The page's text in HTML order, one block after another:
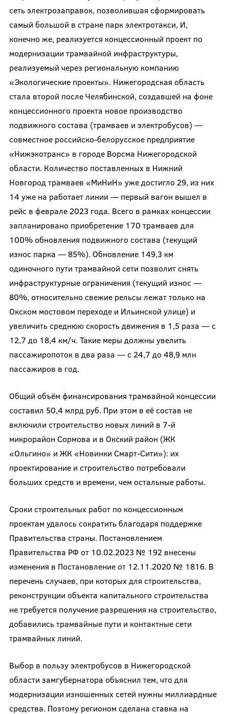
сеть электрозаправок, позволившая сформировать
самый большой в стране парк электротакси, И,
конечно же, реализуется концессионный проект по
модернизации трамвайной инфраструктуры,
реализуемый через региональную компанию
«Экологические проекты». Нижегородская область
стала второй после Челябинской, создавшей на фоне
концессионного проекта новое производство
подвижного состава (трамваев и электробусов) —
совместное российско-белорусское предприятие
«Нижэкотранс» в городе Ворсма Нижегородской
области. Количество поставленных в Нижний
Новгород трамваев «МиНиН» уже достигло 29, из них
14 уже на работает линии — первый вагон вышел в
рейс в феврале 2023 года. Всего в рамках концессии
запланировано приобретение 170 трамваев для
100% обновления подвижного состава (текущий
износ парка — 85%). Обновление 149,3 км
одиночного пути трамвайной сети позволит снять
инфраструктурные ограничения (текущий износ —
80%, относительно свежие рельсы лежат только на
Окском мостовом переходе и Ильинской улице) и
увеличить среднюю скорость движения в 1,5 раза — с
12,7 до 18,4 км/ч. Такие меры должны увелить
пассажиропоток в два раза — с 24,7 до 48,9 млн
пассажиров в год.
Общий объём финансирования трамвайной концессии
составил 50,4 млрд руб. При этом в её состав не
включили строительство новых линий в 7-й
микрорайон Сормова и в Окский район (ЖК
«Ольгино» и ЖК «Новинки Смарт-Сити»): их
проектирование и строительство потребовали
больших средств и времени, чем остальные работы.
Сроки строительных работ по концессионным
проектам удалось сократить благодаря поддержке
Правительства страны. Постановлением
Правительства РФ от 10.02.2023 № 192 внесены
изменения в Постановление от 12.11.2020 № 1816. В
перечень случаев, при которых для строительства,
реконструкции объекта капитального строительства
не требуется получение разрешения на строительство,
добавились трамвайные пути и контактные сети
трамвайных линий.
Выбор в пользу электробусов в Нижегородской
области замгубернатора объяснил тем, что для
модернизации изношенных сетей нужны миллиардные
средства. Поэтому регионом сделана ставка на